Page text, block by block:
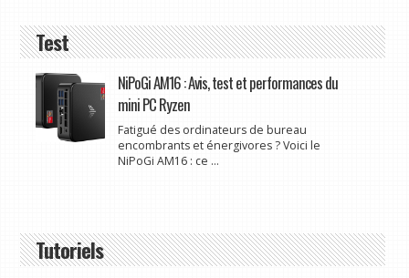
Test
NiPoGi AM16 : Avis, test et performances du
mini PC Ryzen
Fatigué des ordinateurs de bureau
encombrants et énergivores ? Voici le
NiPoGi AM16 : ce ...
Tutoriels